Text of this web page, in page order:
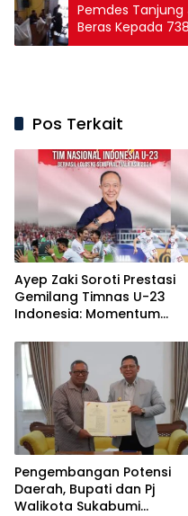
Pemdes
Beras Kepada
Pos Terkait
Ayep Zaki Soroti Prestasi
Gemilang Timnas U-23
Indonesia: Momentum
Sukabumi
Pengembangan Potensi
Daerah, Bupati dan Pj
Walikota Sukabumi